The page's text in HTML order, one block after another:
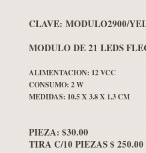
CLAVE: MODULO2900/
MODULO DE 21 LEDS
ALIMENTACION: 12 VCC
CONSUMO: 2 W
MEDIDAS: 10.5 X 3.8 X 1.3 CM
PIEZA: $30.00
TIRA C/10 PIEZAS $ 250.00